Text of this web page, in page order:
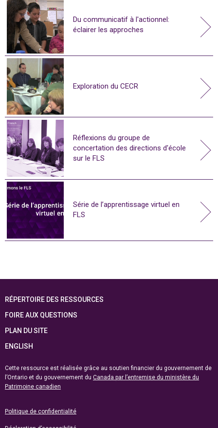
Du communicatif à l'actionnel:
éclairer les approches
Exploration du CECR
Réflexions du groupe de
concertation des directions d'école
sur le FLS
Série de l’apprentissage virtuel en
FLS
RÉPERTOIRE DES RESSOURCES
FOIRE AUX QUESTIONS
PLAN DU SITE
ENGLISH
Cette ressource est réalisée grâce au soutien financier du gouvernement de
l’Ontario et du gouvernement du Canada par l’entremise du ministère du
Patrimoine canadien
Politique de confidentialité